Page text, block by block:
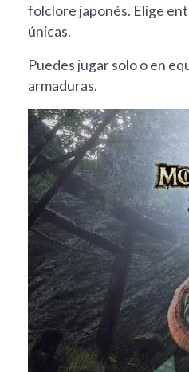
folclore japonés. Elige
únicas.
Puedes jugar solo o en
armaduras.